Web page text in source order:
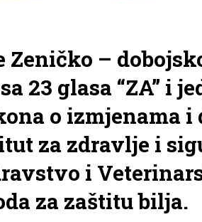
–
23 glasa “ZA” i
o izmjenama i
za zdravlje i
i
za zaštitu bilja.